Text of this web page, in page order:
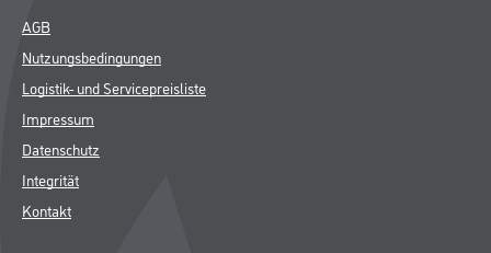
AGB
Nutzungsbedingungen
Logistik- und Servicepreisliste
Impressum
Datenschutz
Integrität
Kontakt